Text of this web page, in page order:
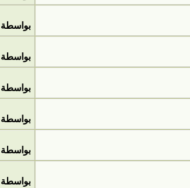
بواسطة
بواسطة
بواسطة
بواسطة
بواسطة
بواسطة